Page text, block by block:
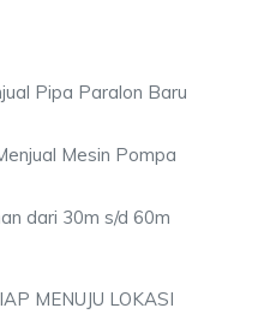
Pipa Paralon Baru
Mesin Pompa
dari 30m s/d 60m
MENUJU LOKASI